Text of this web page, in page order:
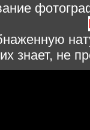
знает, не